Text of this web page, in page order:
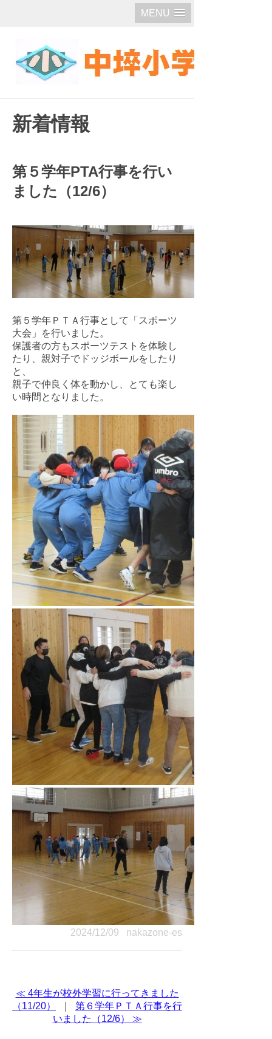
MENU
新着情報
第５学年PTA行事を行い
ました（12/6）
第５学年ＰＴＡ行事として「スポーツ
大会」を行いました。
保護者の方もスポーツテストを体験し
たり、親対子でドッジボールをしたり
と、
親子で仲良く体を動かし、とても楽し
い時間となりました。
2024/12/09 nakazone-es
≪ 4年生が校外学習に行ってきました
（11/20）
第６学年ＰＴＡ行事を行
いました（12/6） ≫